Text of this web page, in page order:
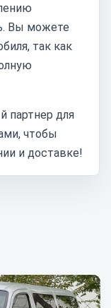
Вы можете
так как
партнер для
чтобы
и доставке!